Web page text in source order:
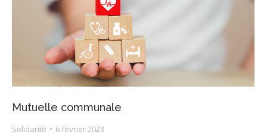
Mutuelle communale
Solidarité
6 février 2023